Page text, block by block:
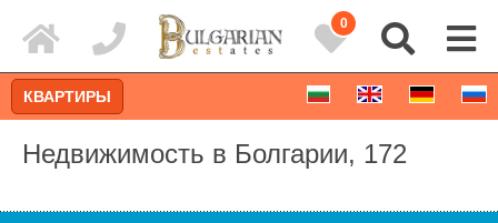
0
КВАРТИРЫ
Недвижимость в Болгарии, 172